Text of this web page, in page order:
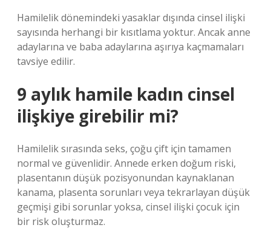
Hamilelik dönemindeki yasaklar dışında cinsel ilişki
sayısında herhangi bir kısıtlama yoktur. Ancak anne
adaylarına ve baba adaylarına aşırıya kaçmamaları
tavsiye edilir.
9 aylık hamile kadın cinsel
ilişkiye girebilir mi?
Hamilelik sırasında seks, çoğu çift için tamamen
normal ve güvenlidir. Annede erken doğum riski,
plasentanın düşük pozisyonundan kaynaklanan
kanama, plasenta sorunları veya tekrarlayan düşük
geçmişi gibi sorunlar yoksa, cinsel ilişki çocuk için
bir risk oluşturmaz.